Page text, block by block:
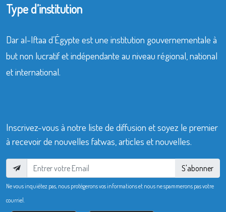
Type d’institution
Dar al-Iftaa d’Égypte est une institution gouvernementale à
but non lucratif et indépendante au niveau régional, national
et international.
Inscrivez-vous à notre liste de diffusion et soyez le premier
à recevoir de nouvelles fatwas, articles et nouvelles.
S'abonner
Ne vous inquiétez pas, nous protégerons vos informations et nous ne spammerons pas votre
courriel.